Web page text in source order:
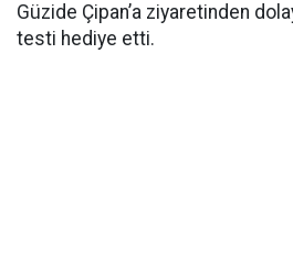
Güzide Çipan’a ziyaretinden
testi hediye etti.